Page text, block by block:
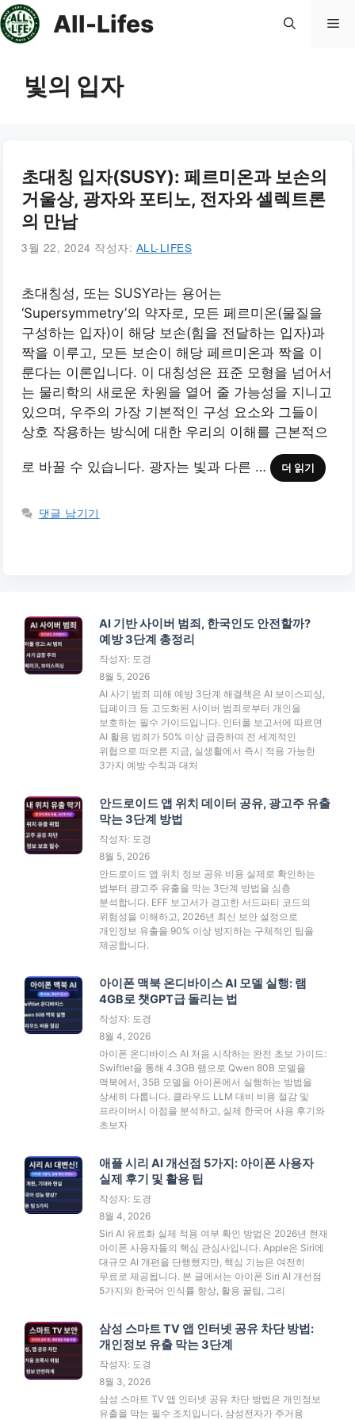
컨
텐
All-Lifes 메
빛의 입자
초대칭 입자(SUSY): 페르미온과 보손의
거울상, 광자와 포티노, 전자와 셀렉트론
의 만남
3월 22, 2024 작성자: ALL-LIFES
초대칭성, 또는 SUSY라는 용어는
‘Supersymmetry’의 약자로, 모든 페르미온(물질을
구성하는 입자)이 해당 보손(힘을 전달하는 입자)과
짝을 이루고, 모든 보손이 해당 페르미온과 짝을 이
룬다는 이론입니다. 이 대칭성은 표준 모형을 넘어서
는 물리학의 새로운 차원을 열어 줄 가능성을 지니고
있으며, 우주의 가장 기본적인 구성 요소와 그들이
상호 작용하는 방식에 대한 우리의 이해를 근본적으
로 바꿀 수 있습니다. 광자는 빛과 다른 … 더 읽기
댓글 남기기
AI 기반 사이버 범죄, 한국인도 안전할까?
예방 3단계 총정리
작성자: 도경
8월 5, 2026
AI 사기 범죄 피해 예방 3단계 해결책은 AI 보이스피싱,
딥페이크 등 고도화된 사이버 범죄로부터 개인을
보호하는 필수 가이드입니다. 인터폴 보고서에 따르면
AI 활용 범죄가 50% 이상 급증하며 전 세계적인
위협으로 떠오른 지금, 실생활에서 즉시 적용 가능한
3가지 예방 수칙과 대처
안드로이드 앱 위치 데이터 공유, 광고주 유출
막는 3단계 방법
작성자: 도경
8월 5, 2026
안드로이드 앱 위치 정보 공유 비용 실제로 확인하는
법부터 광고주 유출을 막는 3단계 방법을 심층
분석합니다. EFF 보고서가 경고한 서드파티 코드의
위험성을 이해하고, 2026년 최신 보안 설정으로
개인정보 유출을 90% 이상 방지하는 구체적인 팁을
제공합니다.
아이폰 맥북 온디바이스 AI 모델 실행: 램
4GB로 챗GPT급 돌리는 법
작성자: 도경
8월 4, 2026
아이폰 온디바이스 AI 처음 시작하는 완전 초보 가이드:
Swiftlet을 통해 4.3GB 램으로 Qwen 80B 모델을
맥북에서, 35B 모델을 아이폰에서 실행하는 방법을
상세히 다룹니다. 클라우드 LLM 대비 비용 절감 및
프라이버시 이점을 분석하고, 실제 한국어 사용 후기와
초보자
애플 시리 AI 개선점 5가지: 아이폰 사용자
실제 후기 및 활용 팁
작성자: 도경
8월 4, 2026
Siri AI 유료화 실제 적용 여부 확인 방법은 2026년 현재
아이폰 사용자들의 핵심 관심사입니다. Apple은 Siri에
대규모 AI 개편을 단행했지만, 핵심 기능은 여전히
무료로 제공됩니다. 본 글에서는 아이폰 Siri AI 개선점
5가지와 한국어 인식률 향상, 활용 꿀팁, 그리
삼성 스마트 TV 앱 인터넷 공유 차단 방법:
개인정보 유출 막는 3단계
작성자: 도경
8월 3, 2026
삼성 스마트 TV 앱 인터넷 공유 차단 방법은 개인정보
유출을 막는 필수 조치입니다. 삼성전자가 주거용